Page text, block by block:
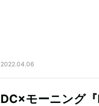
2022.04.06
DC×モーニング